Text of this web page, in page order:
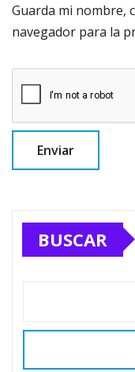
Guarda mi nombre,
navegador para la
BUSCAR